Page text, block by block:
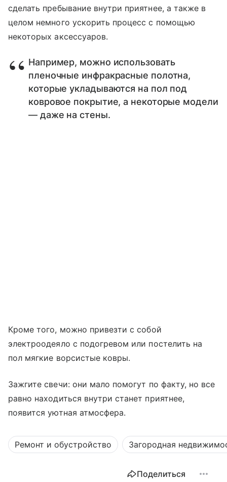
сделать пребывание внутри приятнее, а также в
целом немного ускорить процесс с помощью
некоторых аксессуаров.
Например, можно использовать
пленочные инфракрасные полотна,
которые укладываются на пол под
ковровое покрытие, а некоторые модели
— даже на стены.
Кроме того, можно привезти с собой
электроодеяло с подогревом или постелить на
пол мягкие ворсистые ковры.
Зажгите свечи: они мало помогут по факту, но все
равно находиться внутри станет приятнее,
появится уютная атмосфера.
Ремонт и обустройство Загородная
Поделиться